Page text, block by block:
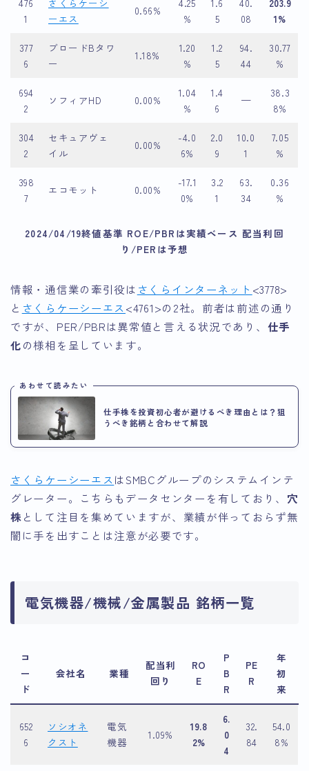
476
1
さくらケーシ
ーエス
0.66%
4.25
%
1.6
5
40.
08
203.9
1%
377
6
ブロードBタワ
ー
1.18%
1.20
%
1.2
5
94.
44
30.77
%
694
2
ソフィアHD 0.00%
1.04
%
1.4
6
—
38.3
8%
304
2
セキュアヴェ
イル
0.00%
-4.0
6%
2.0
9
10.0
1
7.05
%
398
7
エコモット 0.00%
-17.1
0%
3.2
1
63.
34
0.36
%
2024/04/19終値基準 ROE/PBRは実績ベース 配当利回
り/PERは予想
情報・通信業の牽引役は さくらインターネット <3778>
と さくらケーシーエス <4761>の2社。前者は前述の通り
ですが、PER/PBRは異常値と言える状況であり、 仕手
化の様相を呈しています。
あわせて読みたい
仕手株を投資初心者が避けるべき理由とは？狙
うべき銘柄と合わせて解説
さくらケーシーエス はSMBCグループのシステムインテ
グレーター。こちらもデータセンターを有しており、 穴
株として注目を集めていますが、業績が伴っておらず無
闇に手を出すことは注意が必要です。
電気機器/機械/金属製品 銘柄一覧
コ
ー
ド
会社名 業種
配当利
回り
RO
E
P
B
R
PE
R
年
初
来
652
6
ソシオネ
クスト
電気
機器
1.09%
19.8
2%
6.
0
4
32.
84
54.0
8%